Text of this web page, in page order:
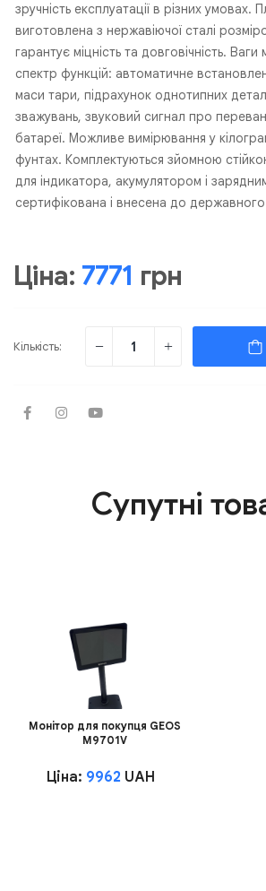
зручність експлуатації в різних умовах.
виготовлена з нержавіючої сталі
гарантує міцність та довговічність.
спектр функцій: автоматичне
маси тари, підрахунок однотипних
зважувань, звуковий сигнал про
батареї. Можливе вимірювання у
фунтах. Комплектуються зйомною
для індикатора, акумулятором і
сертифікована і внесена до
Ціна: 7771 грн
Кількість:
Супутні
Монітор для покупця GEOS
M9701V
Ціна: 9962 UAH